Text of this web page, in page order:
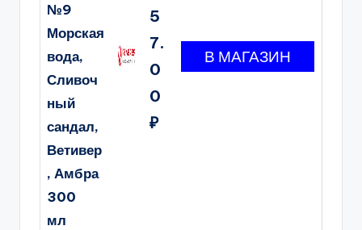
№9
Морская
вода,
Сливоч
ный
сандал,
Ветивер
, Амбра
300
мл
5
7.
0
0
₽